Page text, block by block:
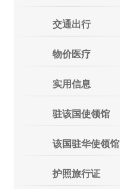
交通出行
物价医疗
实用信息
驻该国使领馆
该国驻华使领馆
护照旅行证